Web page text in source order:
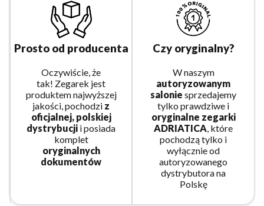
Prosto od producenta
Oczywiście, że
tak! Zegarek jest
produktem najwyższej
jakości, pochodzi z
oficjalnej, polskiej
dystrybucji i posiada
komplet
oryginalnych
dokumentów
Czy oryginalny?
W naszym
autoryzowanym
salonie sprzedajemy
tylko prawdziwe i
oryginalne zegarki
ADRIATICA, które
pochodzą tylko i
wyłącznie od
autoryzowanego
dystrybutora na
Polskę